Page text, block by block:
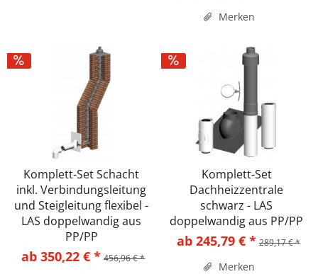
Merken
Komplett-Set Schacht
inkl. Verbindungsleitung
und Steigleitung flexibel -
LAS doppelwandig aus
PP/PP
ab 350,22 € * 456,96 € *
Komplett-Set
Dachheizzentrale
schwarz - LAS
doppelwandig aus PP/PP
ab 245,79 € * 289,17 € *
Merken